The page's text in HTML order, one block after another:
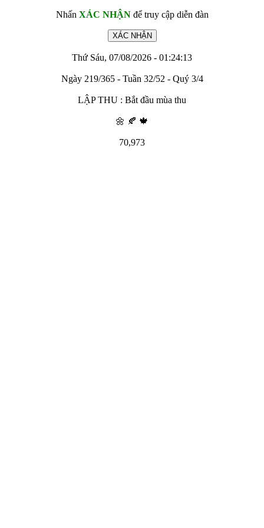
Nhấn XÁC NHẬNđể truy cập diễn đàn
Thứ Sáu, 07/08/2026 - 01:24:13
Ngày 219/365 - Tuần 32/52 - Quý 3/4
LẬP THU : Bắt đầu mùa thu
🌼 🍂 🍁
70,973